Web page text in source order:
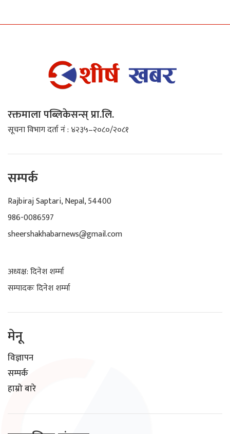
रक्तमाला पब्लिकेसन्स् प्रा.लि.
सूचना विभाग दर्ता नं : ४२३५–२०८०/२०८१
सम्पर्क
Rajbiraj Saptari, Nepal, 54400
986-0086597
sheershakhabarnews@gmail.com
अध्यक्ष: दिनेश शर्म्मा
सम्पादकः दिनेश शर्म्मा
मेनू
विज्ञापन
सम्पर्क
हाम्रो बारे